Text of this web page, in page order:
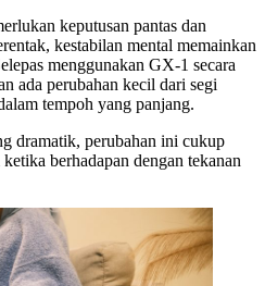
keputusan pantas dan
kestabilan mental memainkan
menggunakan GX-1 secara
ada perubahan kecil dari segi
tempoh yang panjang.
dramatik, perubahan ini cukup
berhadapan dengan tekanan